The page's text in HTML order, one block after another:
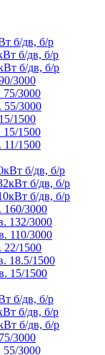
б/дв, б/р
б/дв, б/р
б/дв, б/р
3000
75/3000
55/3000
1500
15/1500
11/1500
б/дв, б/р
б/дв, б/р
б/дв, б/р
160/3000
132/3000
110/3000
22/1500
18.5/1500
15/1500
б/дв, б/р
б/дв, б/р
б/дв, б/р
3000
55/3000